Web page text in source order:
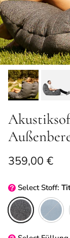
Normaler
359,00 €
SelectStoff:
Titanium Weave
Atlantic